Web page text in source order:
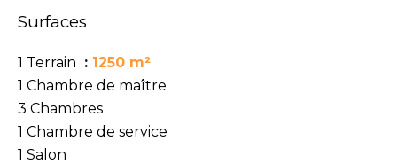
Surfaces
1 Terrain
1250 m²
1 Chambre de maître
3 Chambres
1 Chambre de service
1 Salon